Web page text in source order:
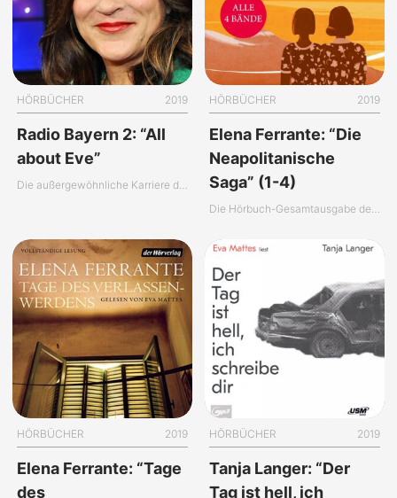
HÖRBÜCHER 2019
Radio Bayern 2: “All
about Eve”
HÖRBÜCHER 2019
Elena Ferrante: “Die
Neapolitanische
Saga” (1-4)
HÖRBÜCHER 2019
Elena Ferrante: “Tage
des
HÖRBÜCHER 2019
Tanja Langer: “Der
Tag ist hell, ich